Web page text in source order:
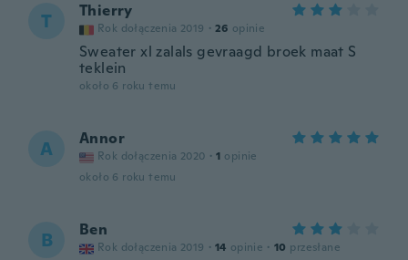
T Thierry
Rok dołączenia 2019 · 26 opinie
Sweater xl zalals gevraagd broek maat S
teklein
około 6 roku temu
A Annor
Rok dołączenia 2020 · 1 opinie
około 6 roku temu
B Ben
Rok dołączenia 2019 · 14 opinie · 10 przesłane